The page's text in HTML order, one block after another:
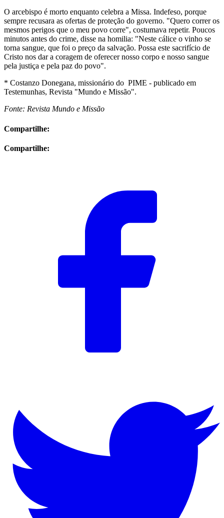
O arcebispo é morto enquanto celebra a Missa. Indefeso, porque
sempre recusara as ofertas de proteção do governo. "Quero correr os
mesmos perigos que o meu povo corre", costumava repetir. Poucos
minutos antes do crime, disse na homilia: "Neste cálice o vinho se
torna sangue, que foi o preço da salvação. Possa este sacrifício de
Cristo nos dar a coragem de oferecer nosso corpo e nosso sangue
pela justiça e pela paz do povo".
* Costanzo Donegana, missionário do PIME - publicado em
Testemunhas, Revista "Mundo e Missão".
Fonte: Revista Mundo e Missão
Compartilhe:
Compartilhe: